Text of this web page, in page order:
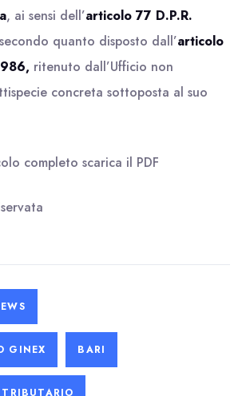
, ai sensi dell’articolo 77 D.P.R.
quanto disposto dall’articolo
ritenuto dall’Ufficio non
concreta sottoposta al suo
completo scarica il PDF
GINEX BARI